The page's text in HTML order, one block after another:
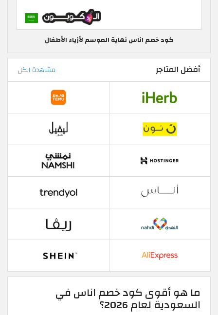
كود خصم اناس نهاية الموسم لأزياء الأطفال
أفضل المتاجر مشاهدة الكل
ما هو أقوى كود خصم اناس في
السعودية لعام 2026؟